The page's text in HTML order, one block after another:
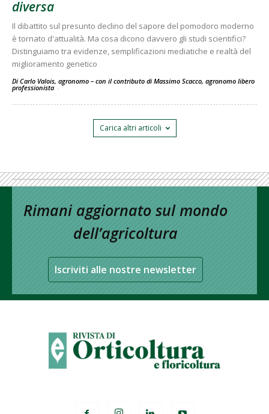
diversa
Il dibattito sul presunto declino del sapore del pomodoro moderno
è tornato d'attualità. Ma cosa dicono davvero gli studi scientifici?
Distinguiamo tra evidenze, semplificazioni mediatiche e realtà del
miglioramento genetico
Di Carlo Valois, agronomo – con il contributo di Massimo Scacco, agronomo libero
professionista -
Carica altri articoli
Rimani aggiornato sul mondo
dell’agricoltura
Iscriviti alle nostre newsletter